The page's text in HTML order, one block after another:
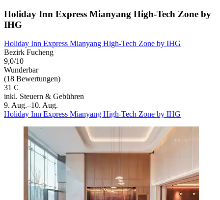
Holiday Inn Express Mianyang High-Tech Zone by
IHG
Holiday Inn Express Mianyang High-Tech Zone by IHG
Bezirk Fucheng
9,0/10
Wunderbar
(18 Bewertungen)
31 €
inkl. Steuern & Gebühren
9. Aug.–10. Aug.
Holiday Inn Express Mianyang High-Tech Zone by IHG